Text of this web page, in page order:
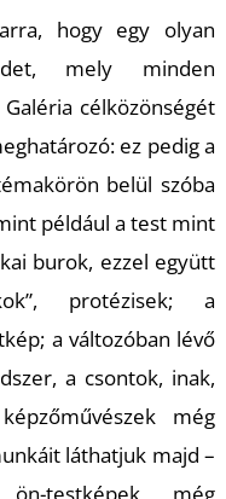
hogy egy olyan
mely minden
célközönségét
ez pedig a
belül szóba
például a test mint
burok, ezzel együtt
protézisek; a
a változóban lévő
a csontok, inak,
még
láthatjuk majd –